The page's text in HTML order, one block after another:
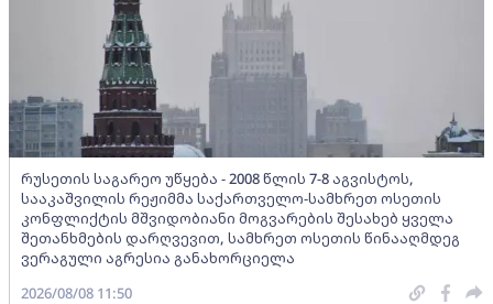
რუსეთის საგარეო უწყება - 2008 წლის 7-8 აგვისტოს,
სააკაშვილის რეჟიმმა საქართველო-სამხრეთ ოსეთის
კონფლიქტის მშვიდობიანი მოგვარების შესახებ ყველა
შეთანხმების დარღვევით, სამხრეთ ოსეთის წინააღმდეგ
ვერაგული აგრესია განახორციელა
2026/08/08 11:50